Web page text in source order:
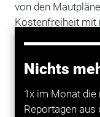
Nichts
1x im Monat die
Reportagen aus
von den
Kostenfreiheit mit
Mehr zum